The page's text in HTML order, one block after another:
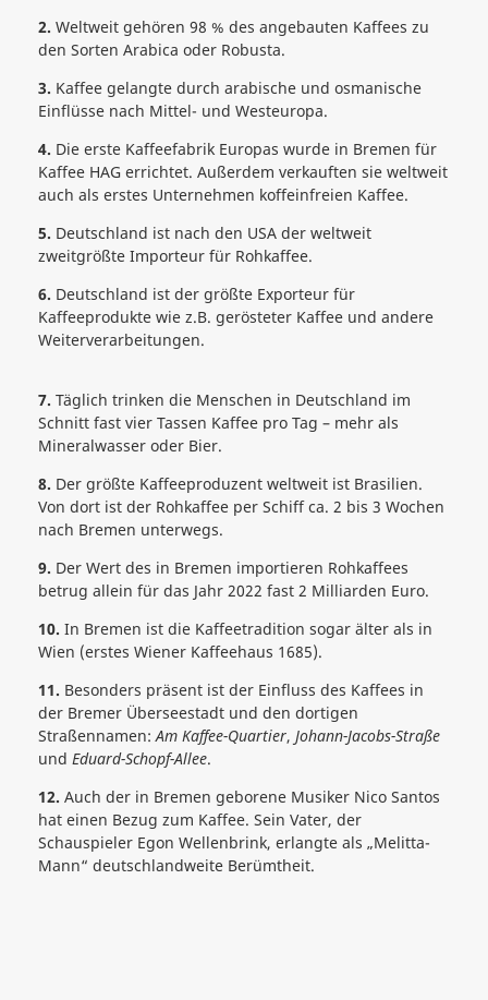
2. Weltweit gehören 98 % des angebauten Kaffees zu
den Sorten Arabica oder Robusta.
3. Kaffee gelangte durch arabische und osmanische
Einflüsse nach Mittel- und Westeuropa.
4. Die erste Kaffeefabrik Europas wurde in Bremen für
Kaffee HAG errichtet. Außerdem verkauften sie weltweit
auch als erstes Unternehmen koffeinfreien Kaffee.
5. Deutschland ist nach den USA der weltweit
zweitgrößte Importeur für Rohkaffee.
6. Deutschland ist der größte Exporteur für
Kaffeeprodukte wie z.B. gerösteter Kaffee und andere
Weiterverarbeitungen.
7. Täglich trinken die Menschen in Deutschland im
Schnitt fast vier Tassen Kaffee pro Tag – mehr als
Mineralwasser oder Bier.
8. Der größte Kaffeeproduzent weltweit ist Brasilien.
Von dort ist der Rohkaffee per Schiff ca. 2 bis 3 Wochen
nach Bremen unterwegs.
9. Der Wert des in Bremen importieren Rohkaffees
betrug allein für das Jahr 2022 fast 2 Milliarden Euro.
10. In Bremen ist die Kaffeetradition sogar älter als in
Wien (erstes Wiener Kaffeehaus 1685).
11. Besonders präsent ist der Einfluss des Kaffees in
der Bremer Überseestadt und den dortigen
Straßennamen:Am Kaffee-Quartier, Johann-Jacobs-Straße
und Eduard-Schopf-Allee.
12. Auch der in Bremen geborene Musiker Nico Santos
hat einen Bezug zum Kaffee. Sein Vater, der
Schauspieler Egon Wellenbrink, erlangte als „Melitta-
Mann“ deutschlandweite Berümtheit.